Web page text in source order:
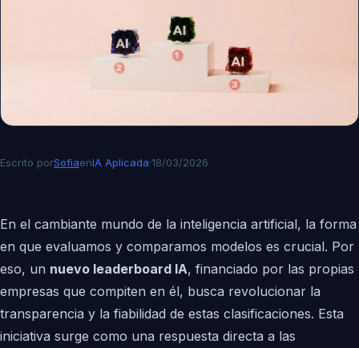
Escrito porSofiaenIA Aplicada·18/03/2026
En el cambiante mundo de la inteligencia artificial, la forma
en que evaluamos y comparamos modelos es crucial. Por
eso, un nuevo leaderboard IA, financiado por las propias
empresas que compiten en él, busca revolucionar la
transparencia y la fiabilidad de estas clasificaciones. Esta
iniciativa surge como una respuesta directa a las